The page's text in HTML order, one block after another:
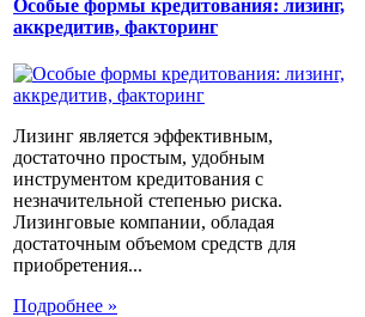
Особые формы кредитования: лизинг,
аккредитив, факторинг
Лизинг является эффективным,
достаточно простым, удобным
инструментом кредитования с
незначительной степенью риска.
Лизинговые компании, обладая
достаточным объемом средств для
приобретения...
Подробнее »